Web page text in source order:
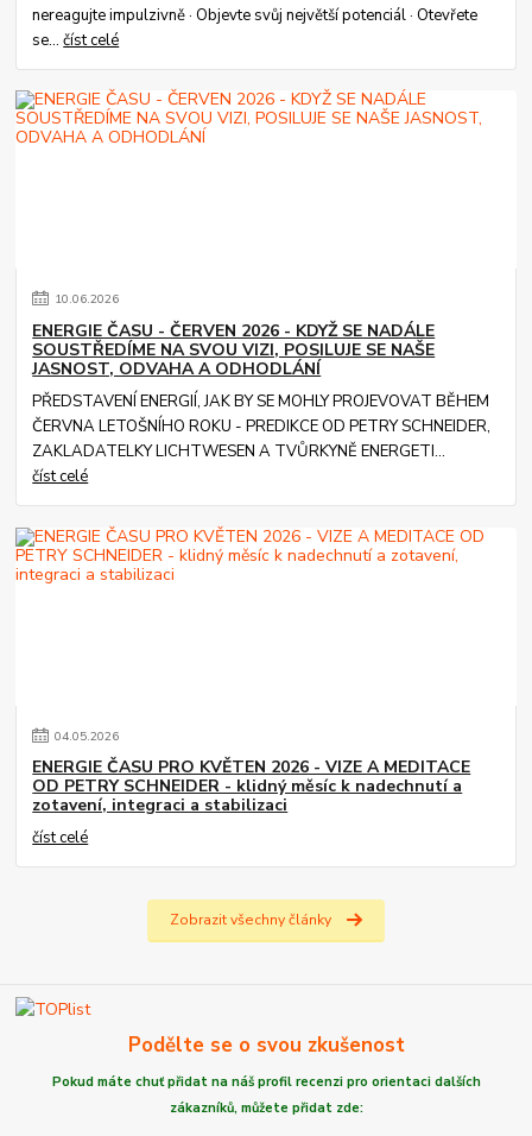
nereagujte impulzivně · Objevte svůj největší potenciál · Otevřete
se...číst celé
10.06.2026
ENERGIE ČASU - ČERVEN 2026 - KDYŽ SE NADÁLE
SOUSTŘEDÍME NA SVOU VIZI, POSILUJE SE NAŠE
JASNOST, ODVAHA A ODHODLÁNÍ
PŘEDSTAVENÍ ENERGIÍ, JAK BY SE MOHLY PROJEVOVAT BĚHEM
ČERVNA LETOŠNÍHO ROKU - PREDIKCE OD PETRY SCHNEIDER,
ZAKLADATELKY LICHTWESEN A TVŮRKYNĚ ENERGETI...
číst celé
04.05.2026
ENERGIE ČASU PRO KVĚTEN 2026 - VIZE A MEDITACE
OD PETRY SCHNEIDER - klidný měsíc k nadechnutí a
zotavení, integraci a stabilizaci
číst celé
Zobrazit všechny články
Podělte se o svou zkušenost
Pokud máte chuťpřidat na náš profil recenzi pro orientaci dalších
zákazníků, můžete přidat zde: